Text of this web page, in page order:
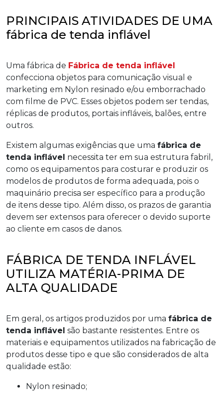
PRINCIPAIS ATIVIDADES DE UMA
fábrica de tenda inflável
Uma fábrica de Fábrica de tenda inflável
confecciona objetos para comunicação visual e
marketing em Nylon resinado e/ou emborrachado
com filme de PVC. Esses objetos podem ser tendas,
réplicas de produtos, portais infláveis, balões, entre
outros.
Existem algumas exigências que uma fábrica de
tenda inflável necessita ter em sua estrutura fabril,
como os equipamentos para costurar e produzir os
modelos de produtos de forma adequada, pois o
maquinário precisa ser específico para a produção
de itens desse tipo. Além disso, os prazos de garantia
devem ser extensos para oferecer o devido suporte
ao cliente em casos de danos.
FÁBRICA DE TENDA INFLÁVEL
UTILIZA MATÉRIA-PRIMA DE
ALTA QUALIDADE
Em geral, os artigos produzidos por uma fábrica de
tenda inflável são bastante resistentes. Entre os
materiais e equipamentos utilizados na fabricação de
produtos desse tipo e que são considerados de alta
qualidade estão:
Nylon resinado;